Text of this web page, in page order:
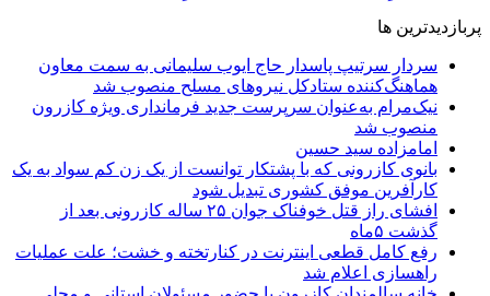
پربازدیدترین ها
سردار سرتیپ پاسدار حاج ایوب سلیمانی به سمت معاون
هماهنگ‌کننده ستادکل نیروهای مسلح منصوب شد
نیک‌مرام به‌عنوان سرپرست جدید فرمانداری ویژه کازرون
منصوب شد
امامزاده سید حسین
بانوی کازرونی که با پشتکار توانست از یک زن کم سواد به یک
کارآفرین موفق کشوری تبدیل شود
افشای راز قتل خوفناک جوان ۲۵ ساله کازرونی بعد از
گذشت ۵ماه
رفع کامل قطعی اینترنت در کنارتخته و خشت؛ علت عملیات
راهسازی اعلام شد